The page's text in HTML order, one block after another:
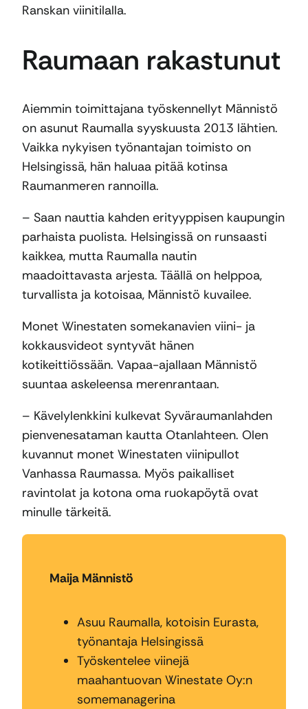
Ranskan viinitilalla.
Raumaan rakastunut
Aiemmin toimittajana työskennellyt Männistö
on asunut Raumalla syyskuusta 2013 lähtien.
Vaikka nykyisen työnantajan toimisto on
Helsingissä, hän haluaa pitää kotinsa
Raumanmeren rannoilla.
– Saan nauttia kahden erityyppisen kaupungin
parhaista puolista. Helsingissä on runsaasti
kaikkea, mutta Raumalla nautin
maadoittavasta arjesta. Täällä on helppoa,
turvallista ja kotoisaa, Männistö kuvailee.
Monet Winestaten somekanavien viini- ja
kokkausvideot syntyvät hänen
kotikeittiössään. Vapaa-ajallaan Männistö
suuntaa askeleensa merenrantaan.
– Kävelylenkkini kulkevat Syväraumanlahden
pienvenesataman kautta Otanlahteen. Olen
kuvannut monet Winestaten viinipullot
Vanhassa Raumassa. Myös paikalliset
ravintolat ja kotona oma ruokapöytä ovat
minulle tärkeitä.
Maija Männistö
Asuu Raumalla, kotoisin Eurasta,
työnantaja Helsingissä
Työskentelee viinejä
maahantuovan Winestate Oy:n
somemanagerina